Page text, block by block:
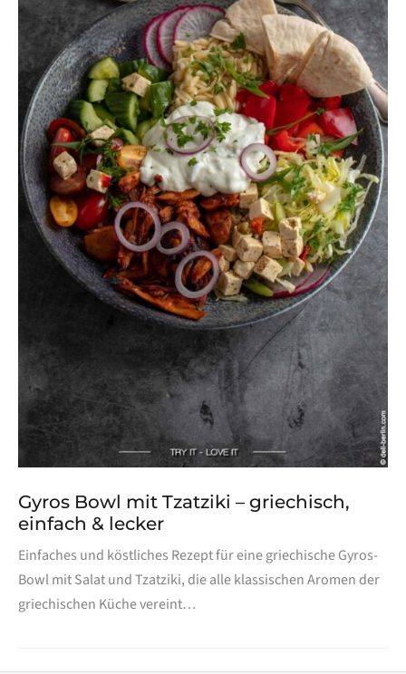
Gyros Bowl mit Tzatziki – griechisch,
einfach & lecker
Einfaches und köstliches Rezept für eine griechische Gyros-
Bowl mit Salat und Tzatziki, die alle klassischen Aromen der
griechischen Küche vereint…